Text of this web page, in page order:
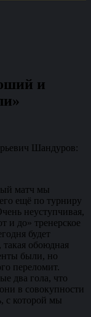
и
Шандуров:
матч мы
ещё по турниру
неуступчивая,
и до» тренерское
будет
обоюдная
были, но
переломит.
два гола, что
в совокупности
с которой мы